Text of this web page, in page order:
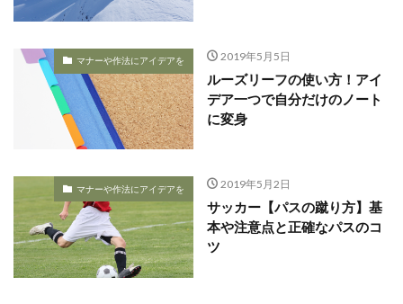
マナーや作法にアイデアを 2019年5月5日
ルーズリーフの使い方！アイ
デア一つで自分だけのノート
に変身
マナーや作法にアイデアを 2019年5月2日
サッカー【パスの蹴り方】基
本や注意点と正確なパスのコ
ツ